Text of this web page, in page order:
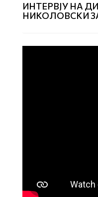
ИНТЕРВЈУ НА
НИКОЛОВСКИ